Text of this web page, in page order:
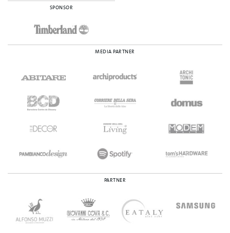
SPONSOR
MEDIA PARTNER
PARTNER